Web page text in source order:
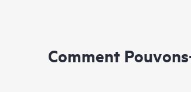
Comment